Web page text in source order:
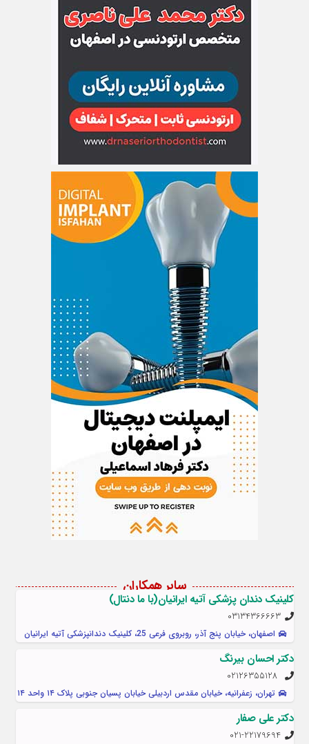
سایر همکاران
کلینیک دندان پزشکی آتیه ایرانیان(با ما دنتال)
03134366663
اصفهان، خیابان پنج آذر، روبروی فرعی 25، کلينيک دندانپزشکی آتیه ایرانیان
دکتر احسان بیرنگ
تهران، زعفرانیه، خیابان مقدس اردبیلی خیابان پسیان جنوبی پلاک ۱۴ واحد ۱۴
دکتر علی صفار
021-22179694